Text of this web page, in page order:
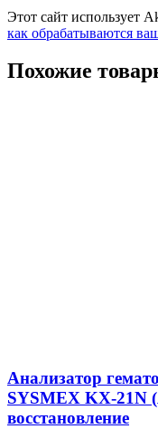
Этот сайт использует
как обрабатываются
Похожие
Анализатор
SYSMEX KX-21N
восстановление